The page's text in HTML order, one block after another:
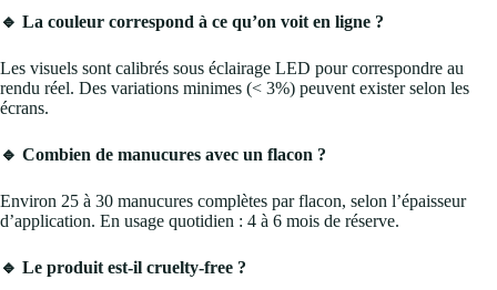
🔹 La couleur correspond à ce qu’on voit en ligne ?
Les visuels sont calibrés sous éclairage LED pour correspondre au
rendu réel. Des variations minimes (< 3%) peuvent exister selon les
écrans.
🔹 Combien de manucures avec un flacon ?
Environ 25 à 30 manucures complètes par flacon, selon l’épaisseur
d’application. En usage quotidien : 4 à 6 mois de réserve.
🔹 Le produit est-il cruelty-free ?